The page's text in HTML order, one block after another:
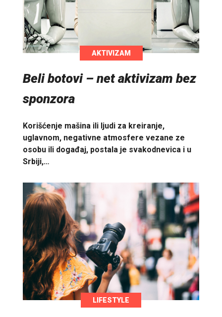
AKTIVIZAM
Beli botovi – net aktivizam bez
sponzora
Korišćenje mašina ili ljudi za kreiranje,
uglavnom, negativne atmosfere vezane ze
osobu ili događaj, postala je svakodnevica i u
Srbiji,…
LIFESTYLE